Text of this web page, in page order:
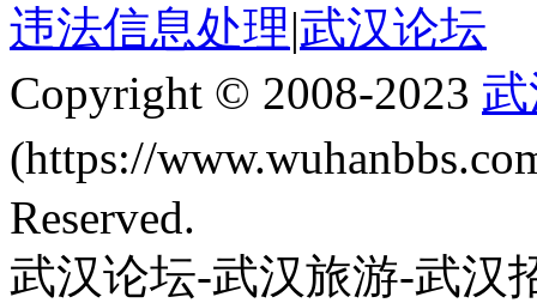
违法信息处理|武汉论坛
Copyright © 2008-2023
(https://
Reserved.
武汉论坛-武汉旅游-武汉